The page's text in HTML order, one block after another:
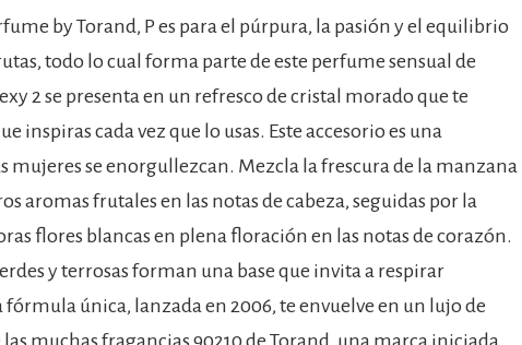
by Torand, P es para el púrpura, la pasión y el equilibrio
todo lo cual forma parte de este perfume sensual de
2 se presenta en un refresco de cristal morado que te
inspiras cada vez que lo usas. Este accesorio es una
mujeres se enorgullezcan. Mezcla la frescura de la manzana
aromas frutales en las notas de cabeza, seguidas por la
flores blancas en plena floración en las notas de corazón.
y terrosas forman una base que invita a respirar
única, lanzada en 2006, te envuelve en un lujo de